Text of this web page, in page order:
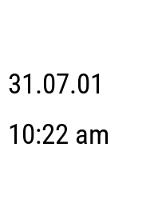
31.07.01
10:22 am